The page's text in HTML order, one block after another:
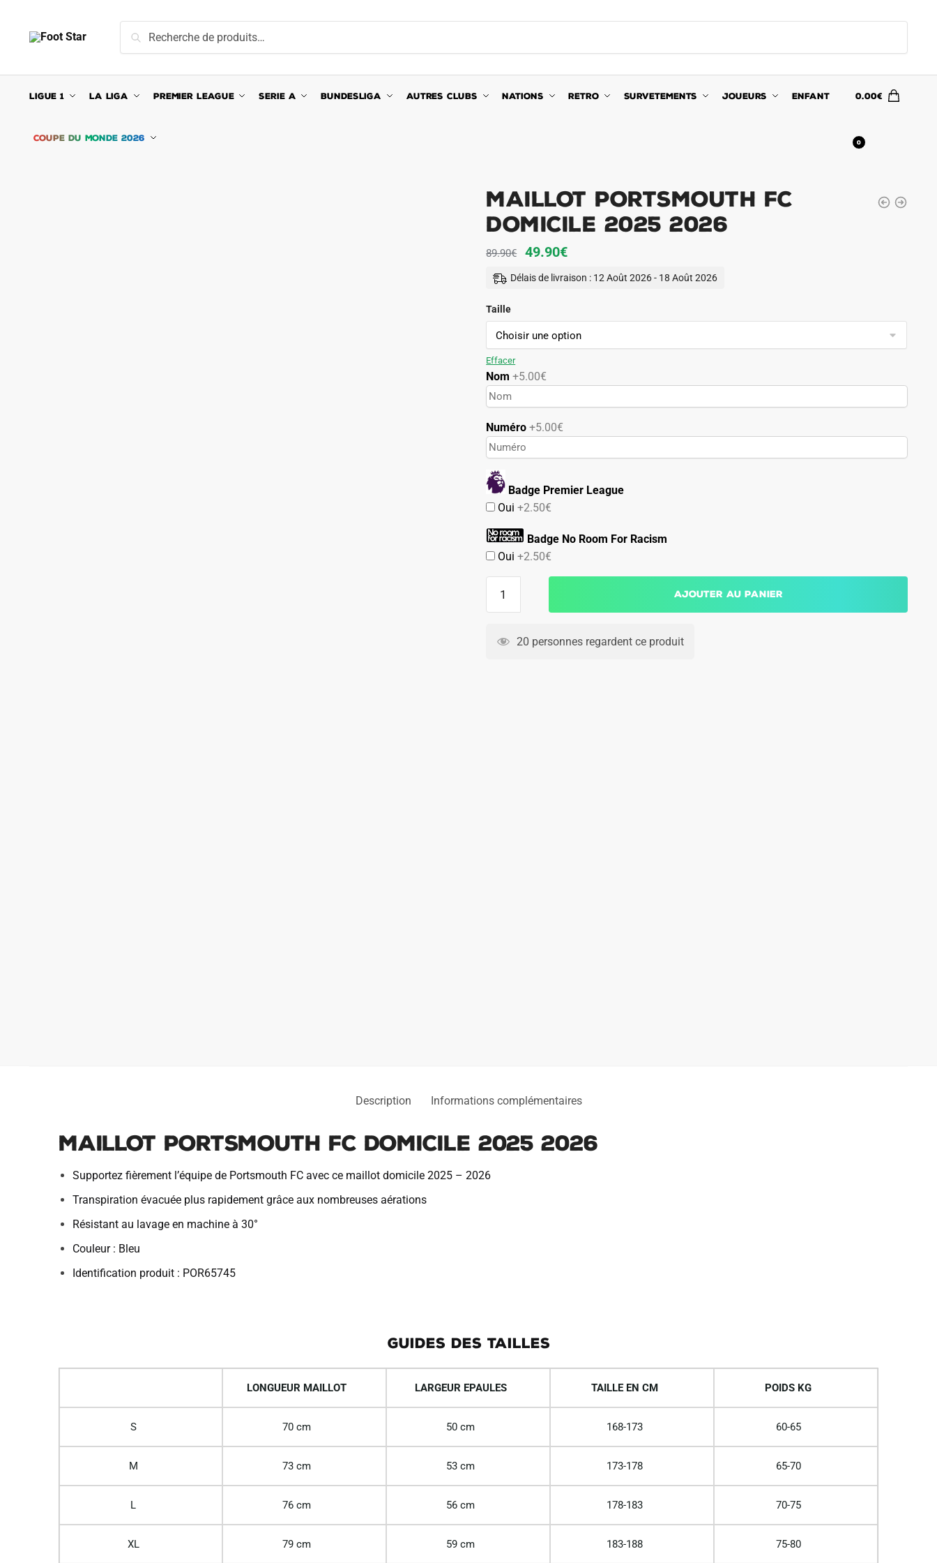
navigation
content
pour :
Recherche
LIGUE 1 LA LIGA PREMIER LEAGUE SERIE A BUNDESLIGA AUTRES CLUBS NATIONS RETRO SURVETEMENTS JOUEURS ENFANT
COUPE DU MONDE 2026
0.00€
0
Maillot Portsmouth FC
Domicile 2025 2026
89.90€
Le
prix
89.90€.
49.90€Le
prix
49.90€.
Délais de livraison : 12 Août 2026 - 18 Août 2026
Taille
Effacer
Nom +5.00€
Numéro+5.00€
Badge Premier League
Oui+2.50€
Badge No Room For Racism
Oui+2.50€
Portsmouth
Ajouter au panier
20 personnes regardent ce produit
Description Informations complémentaires
Maillot Portsmouth FC Domicile 2025 2026
Supportez fièrement l’équipe de Portsmouth FC avec ce maillot domicile 2025 – 2026
Transpiration évacuée plus rapidement grâce aux nombreuses aérations
Résistant au lavage en machine à 30°
Couleur : Bleu
Identification produit : POR65745
GUIDES DES TAILLES
LONGUEUR MAILLOT LARGEUR EPAULES TAILLE EN CM POIDS KG
S 70 cm 50 cm 168-173 60-65
M 73 cm 53 cm 173-178 65-70
L 76 cm 56 cm 178-183 70-75
XL 79 cm 59 cm 183-188 75-80